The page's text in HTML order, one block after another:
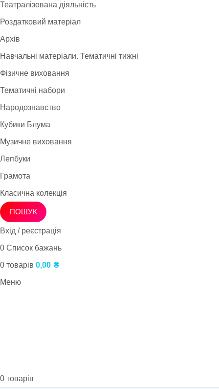
Театралізована діяльність
Роздатковий матеріал
Архів
Навчальні матеріали. Тематичні тижні
Фізичне виховання
Тематичні набори
Народознавство
Кубики Блума
Музичне виховання
Лепбуки
Грамота
Класична колекція
ПОШУК
Вхід / реєстрація
0 Список бажань
0 товарів 0,00 ₴
Меню
0 товарів